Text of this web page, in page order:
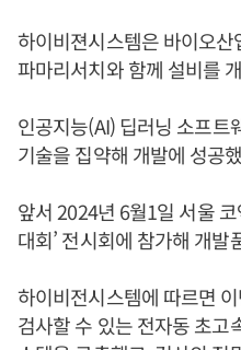
하이비젼시스템은 바이오
파마리서치와 함께 설비를
인공지능(AI) 딥러닝 소프트
기술을 집약해 개발에 성공
앞서 2024년 6월1일 서울
대회’ 전시회에 참가해 개발
하이비전시스템에 따르면
검사할 수 있는 전자동 초고